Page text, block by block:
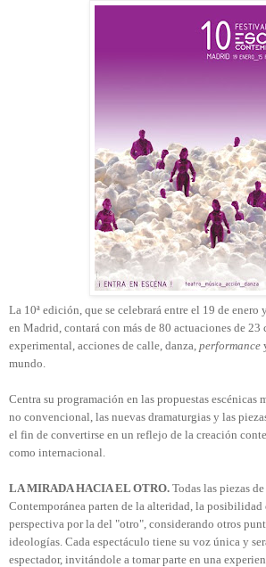
La 10ª edición, que se celebrará entre el 19 de enero
en Madrid, contará con más de 80 actuaciones de 23
experimental, acciones de calle, danza, performance
mundo.
Centra su programación en las propuestas escénicas
no convencional, las nuevas dramaturgias y las
el fin de convertirse en un reflejo de la creación
como internacional.
LA MIRADA HACIA EL OTRO. Todas las piezas
Contemporánea parten de la alteridad, la posibilidad
perspectiva por la del "otro", considerando otros
ideologías. Cada espectáculo tiene su voz única y
espectador, invitándole a tomar parte en una